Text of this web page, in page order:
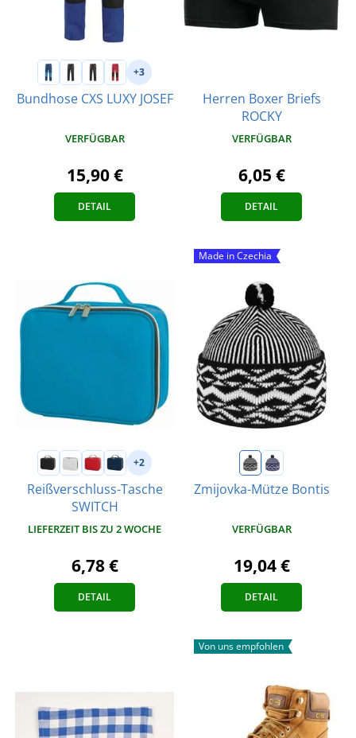
+3
Bundhose CXS LUXY JOSEF
VERFÜGBAR
15,90 €
DETAIL
Herren Boxer Briefs
ROCKY
VERFÜGBAR
6,05 €
DETAIL
+2
Reißverschluss-Tasche
SWITCH
LIEFERZEIT BIS ZU 2 WOCHE
6,78 €
DETAIL
Made in Czechia
Zmijovka-Mütze Bontis
VERFÜGBAR
19,04 €
DETAIL
Von uns empfohlen